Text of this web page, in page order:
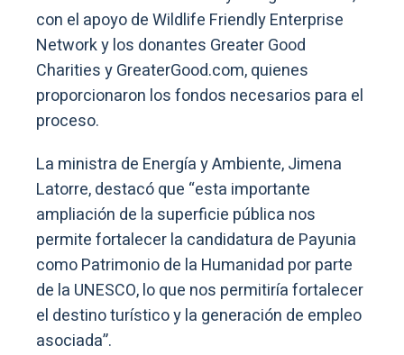
con el apoyo de Wildlife Friendly Enterprise
Network y los donantes Greater Good
Charities y GreaterGood.com, quienes
proporcionaron los fondos necesarios para el
proceso.
La ministra de Energía y Ambiente, Jimena
Latorre, destacó que “esta importante
ampliación de la superficie pública nos
permite fortalecer la candidatura de Payunia
como Patrimonio de la Humanidad por parte
de la UNESCO, lo que nos permitiría fortalecer
el destino turístico y la generación de empleo
asociada”.